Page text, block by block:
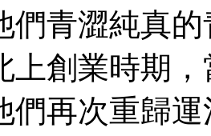
們青澀純真
上創業時期
們再次重歸